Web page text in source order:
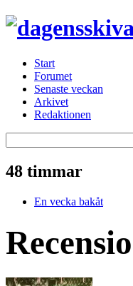
Start
Forumet
Senaste veckan
Arkivet
Redaktionen
48 timmar
En vecka bakåt